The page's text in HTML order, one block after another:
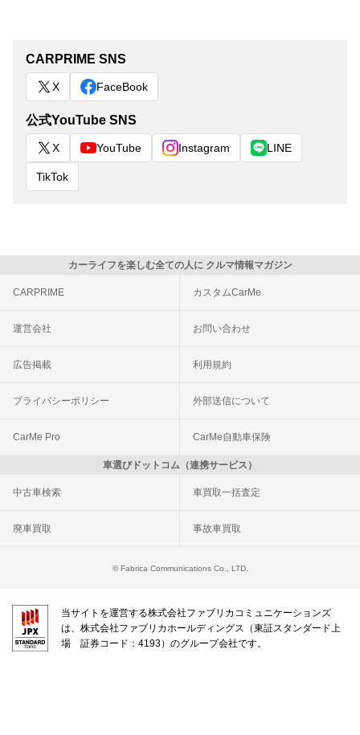
CARPRIME SNS
X FaceBook
公式YouTube SNS
X YouTube Instagram LINE
TikTok
カーライフを楽しむ全ての人に クルマ情報マガジン
CARPRIME カスタムCarMe
運営会社 お問い合わせ
広告掲載 利用規約
プライバシーポリシー 外部送信について
CarMe Pro CarMe自動車保険
車選びドットコム（連携サービス）
中古車検索 車買取一括査定
廃車買取 事故車買取
© Fabrica Communications Co., LTD.
当サイトを運営する株式会社ファブリカコミュニケーションズ
は、株式会社ファブリカホールディングス（東証スタンダード上
場 証券コード：4193）のグループ会社です。